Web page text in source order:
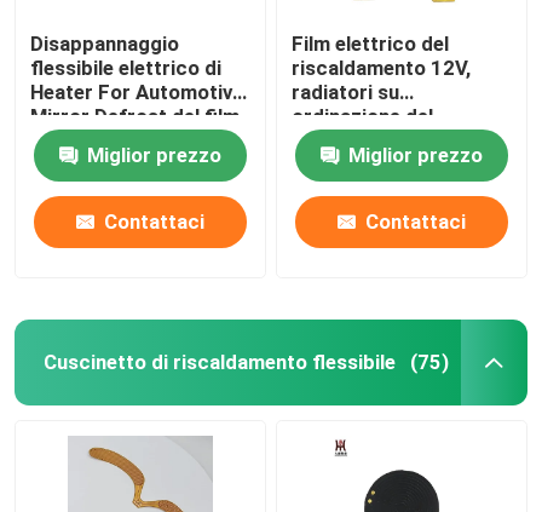
Disappannaggio
flessibile elettrico di
Heater For Automotive
Mirror Defrost del film
di pi
Miglior prezzo
Contattaci
Film elettrico del
riscaldamento 12V,
radiatori su
ordinazione del
Polyimide per il
riscaldamento
automobilistico dello
specchio
Miglior prezzo
Contattaci
Cuscinetto di riscaldamento flessibile (75)